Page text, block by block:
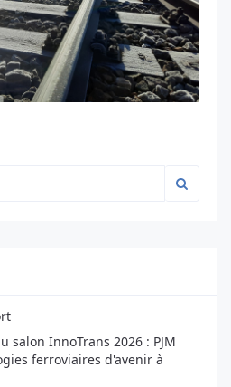
salon InnoTrans 2026 : PJM
ferroviaires d'avenir à